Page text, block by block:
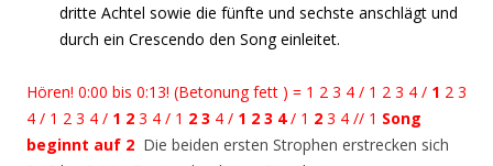
dritte Achtel sowie die fünfte und sechste anschlägt und
durch ein Crescendo den Song einleitet.
Hören! 0:00 bis 0:13! (Betonung fett ) = 1 2 3 4 / 1 2 3 4 / 1 2 3
4 / 1 2 3 4 / 1 2 3 4 / 1 2 3 4 / 1 2 3 4/ 1 2 3 4 // 1 Song
beginnt auf 2 Die beiden ersten Strophen erstrecken sich